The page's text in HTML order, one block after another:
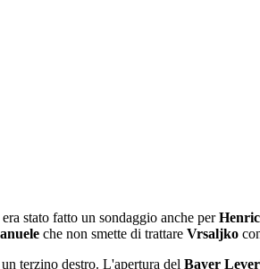
stato fatto un sondaggio anche per
che non smette di trattare Vrsaljko
terzino destro. L'apertura del Bayer